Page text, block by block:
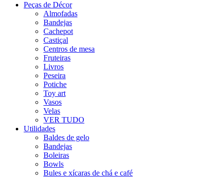
Peças de Décor
Almofadas
Bandejas
Cachepot
Castiçal
Centros de mesa
Fruteiras
Livros
Peseira
Potiche
Toy art
Vasos
Velas
VER TUDO
Utilidades
Baldes de gelo
Bandejas
Boleiras
Bowls
Bules e xícaras de chá e café